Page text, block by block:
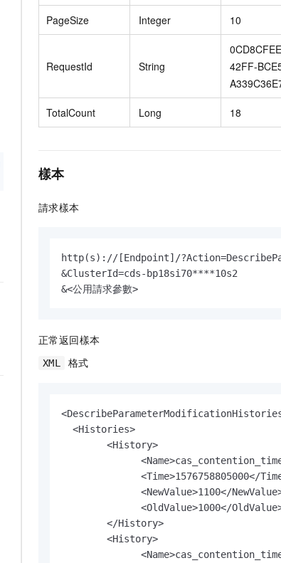
PageSize Integer 10
RequestId String
42FF-
TotalCount Long 18
樣本
請求樣本
http(s)://[Endpoint]/
&ClusterId=cds-bp18si70****10s2
&<公用請求參數>
正常返回樣本
XML 格式
  <Histories>
        <History>
<Time>1576758805000</
<NewValue>1100</
<OldValue>1000</
        </History>
        <History>